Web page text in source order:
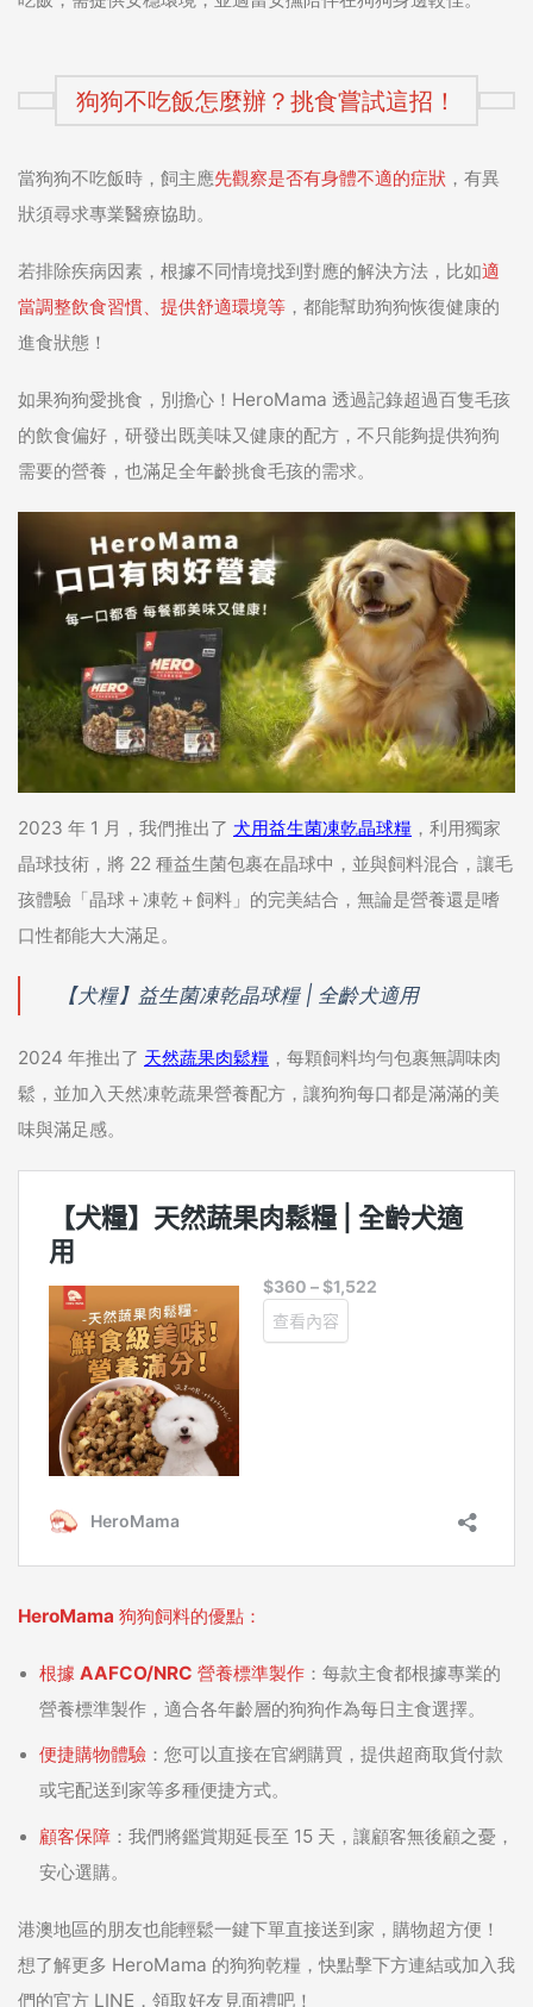
狗狗不吃飯怎麼辦？挑食嘗試這招！
當狗狗不吃飯時，飼主應先觀察是否有身體不適的症狀 ，有異
狀須尋求專業醫療協助。
若排除疾病因素，根據不同情境找到對應的解決方法，比如適
當調整飲食習慣、提供舒適環境等 ，都能幫助狗狗恢復健康的
進食狀態！
如果狗狗愛挑食，別擔心！HeroMama 透過記錄超過百隻毛孩
的飲食偏好，研發出既美味又健康的配方，不只能夠提供狗狗
需要的營養，也滿足全年齡挑食毛孩的需求。
2023 年 1 月，我們推出了 犬用益生菌凍乾晶球糧 ，利用獨家
晶球技術，將 22 種益生菌包裹在晶球中，並與飼料混合，讓毛
孩體驗「晶球＋凍乾＋飼料」的完美結合，無論是營養還是嗜
口性都能大大滿足。
【犬糧】益生菌凍乾晶球糧 | 全齡犬適用
2024 年推出了 天然蔬果肉鬆糧 ，每顆飼料均勻包裹無調味肉
鬆，並加入天然凍乾蔬果營養配方，讓狗狗每口都是滿滿的美
味與滿足感。
HeroMama 狗狗飼料的優點 ：
根據 AAFCO/NRC 營養標準製作 ：每款主食都根據專業的
營養標準製作，適合各年齡層的狗狗作為每日主食選擇。
便捷購物體驗 ：您可以直接在官網購買，提供超商取貨付款
或宅配送到家等多種便捷方式。
顧客保障 ：我們將鑑賞期延長至 15 天，讓顧客無後顧之憂，
安心選購。
港澳地區的朋友也能輕鬆一鍵下單直接送到家，購物超方便！
想了解更多 HeroMama 的狗狗乾糧，快點擊下方連結或加入我
們的官方 LINE，領取好友見面禮吧！